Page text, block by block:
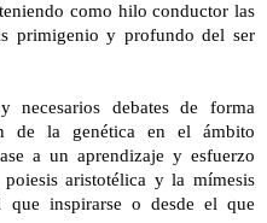
como hilo conductor las
primigenio y profundo del ser
necesarios debates de forma
de la genética en el ámbito
a un aprendizaje y esfuerzo
aristotélica y la mímesis
que inspirarse o desde el que